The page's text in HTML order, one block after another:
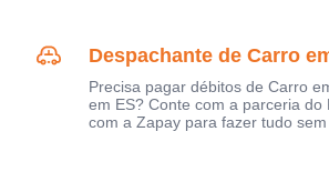
Despachante de Carro
Precisa pagar débitos de Carro
em ES? Conte com a parceria do
com a Zapay para fazer tudo